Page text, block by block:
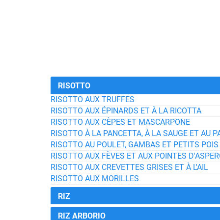
RISOTTO
RISOTTO AUX TRUFFES
RISOTTO AUX ÉPINARDS ET À LA RICOTTA
RISOTTO AUX CÈPES ET MASCARPONE
RISOTTO À LA PANCETTA, À LA SAUGE ET AU
RISOTTO AU POULET, GAMBAS ET PETITS POIS
RISOTTO AUX FÈVES ET AUX POINTES
RISOTTO AUX CREVETTES GRISES ET À L'AIL
RISOTTO AUX MORILLES
RIZ
RIZ ARBORIO